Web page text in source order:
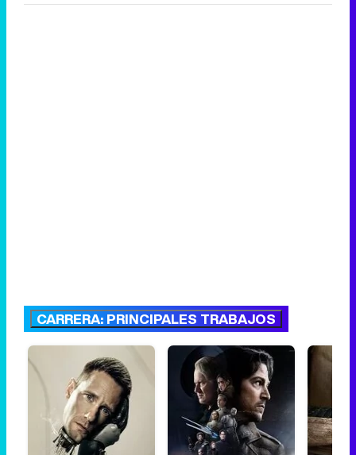
CARRERA: PRINCIPALES TRABAJOS